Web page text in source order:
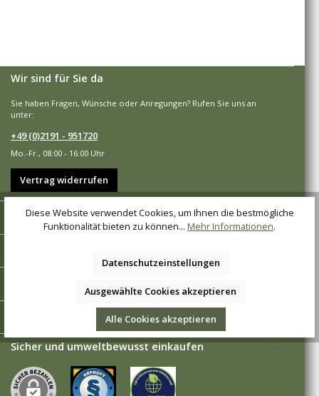
Wir sind für Sie da
Sie haben Fragen, Wünsche oder Anregungen? Rufen Sie uns an
unter:
+49 (0)2191 - 951720
Mo.-Fr., 08:00 - 16:00 Uhr
Vertrag widerrufen
Shop-Service
Sicher und umweltbewusst einkaufen
Diese Website verwendet Cookies, um Ihnen die bestmögliche
Funktionalität bieten zu können... Mehr Informationen.
Datenschutzeinstellungen
Ausgewählte Cookies akzeptieren
Alle Cookies akzeptieren